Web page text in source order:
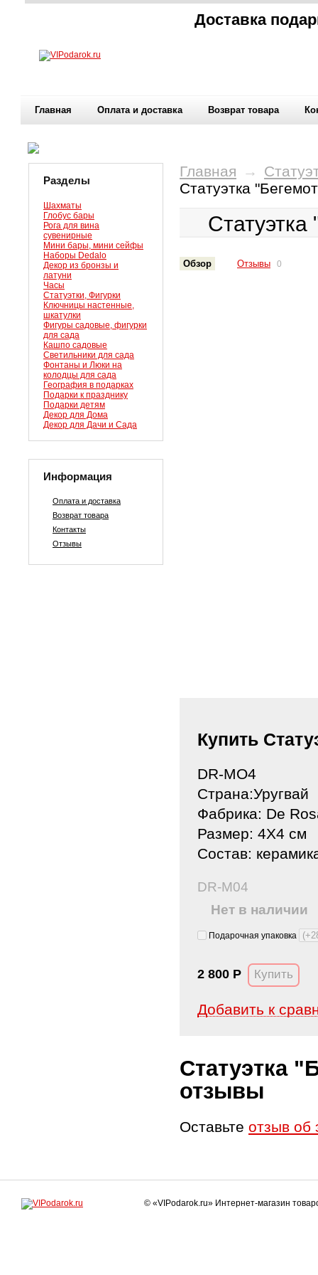
Доставка
Главная Оплата и доставка Возврат товара
Разделы
Шахматы
Глобус бары
Рога для вина
сувенирные
Мини бары, мини сейфы
Наборы Dedalo
Декор из бронзы и
латуни
Часы
Статуэтки, Фигурки
Ключницы настенные,
шкатулки
Фигуры садовые, фигурки
для сада
Кашпо садовые
Светильники для сада
Фонтаны и Люки на
колодцы для сада
География в подарках
Подарки к празднику
Подарки детям
Декор для Дома
Декор для Дачи и Сада
Информация
Оплата и доставка
Возврат товара
Контакты
Отзывы
Главная →
Статуэтка
Обзор Отзывы 0
Купить
DR-MO4
Страна:Уругвай
Фабрика: De
Размер: 4Х4 см
Состав:
DR-M04
Нет в наличии
Подарочная упаковка
2 800 Р
Добавить к
Статуэтка
отзывы
Оставьте отзыв об
© «VIPodarok.ru» Интернет-магазин